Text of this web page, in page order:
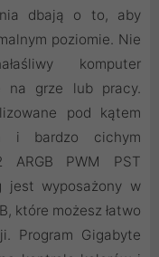
dbają o to, aby
poziomie. Nie
komputer
na grze lub pracy.
pod kątem
i bardzo cichym
ARGB PWM PST
jest wyposażony w
które możesz łatwo
Program Gigabyte